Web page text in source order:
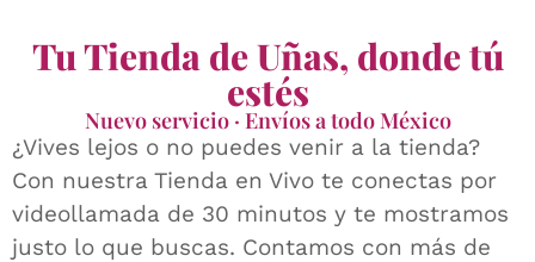
Tu Tienda de Uñas, donde tú
estés
Nuevo servicio · Envíos a todo México
¿Vives lejos o no puedes venir a la tienda?
Con nuestra Tienda en Vivo te conectas por
videollamada de 30 minutos y te mostramos
justo lo que buscas. Contamos con más de